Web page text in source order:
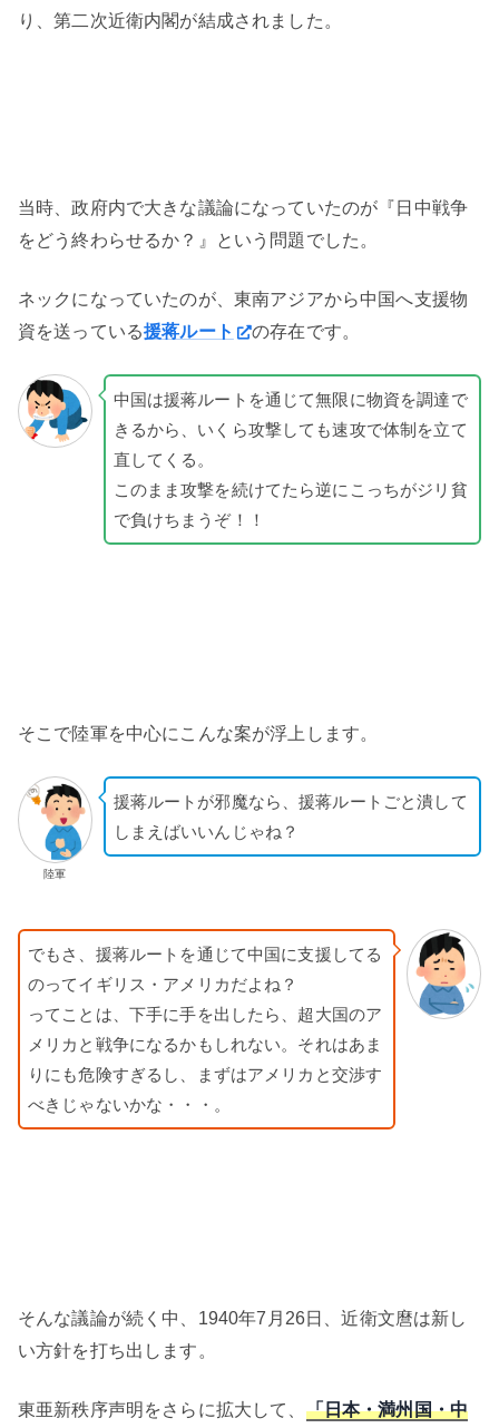
り、第二次近衛内閣が結成されました。
当時、政府内で大きな議論になっていたのが『日中戦争
をどう終わらせるか？』という問題でした。
ネックになっていたのが、東南アジアから中国へ支援物
資を送っている援蒋ルート の存在です。
中国は援蒋ルートを通じて無限に物資を調達で
きるから、いくら攻撃しても速攻で体制を立て
直してくる。
このまま攻撃を続けてたら逆にこっちがジリ貧
で負けちまうぞ！！
そこで陸軍を中心にこんな案が浮上します。
陸軍
援蒋ルートが邪魔なら、援蒋ルートごと潰して
しまえばいいんじゃね？
でもさ、援蒋ルートを通じて中国に支援してる
のってイギリス・アメリカだよね？
ってことは、下手に手を出したら、超大国のア
メリカと戦争になるかもしれない。それはあま
りにも危険すぎるし、まずはアメリカと交渉す
べきじゃないかな・・・。
そんな議論が続く中、1940年7月26日、近衛文麿は新し
い方針を打ち出します。
東亜新秩序声明をさらに拡大して、 「日本・満州国・中